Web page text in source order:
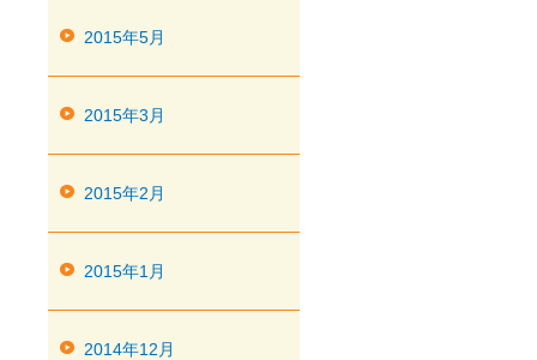
2015年5月
2015年3月
2015年2月
2015年1月
2014年12月